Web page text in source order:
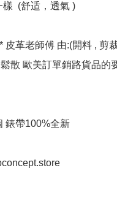
(舒适，透氣 )
皮革老師傅 由:(開料 , 剪
散 歐美訂單銷路貨品的
錶帶100%全新